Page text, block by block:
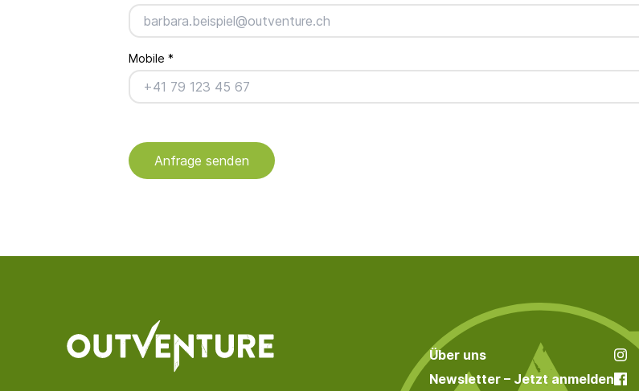
Mobile *
Anfrage senden
Über uns
Newsletter – Jetzt anmelden